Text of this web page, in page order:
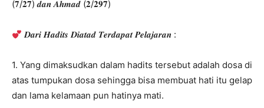
(𝟕/𝟐𝟕) 𝒅𝒂𝒏 𝑨𝒉𝒎𝒂𝒅 (𝟐/𝟐𝟗𝟕)
𝑫𝒂𝒓𝒊 𝑯𝒂𝒅𝒊𝒕𝒔 𝑫𝒊𝒂𝒕𝒂𝒅 𝑻𝒆𝒓𝒅𝒂𝒑𝒂𝒕 𝑷𝒆𝒍𝒂𝒋𝒂𝒓𝒂𝒏 :
1. Yang dimaksudkan dalam hadits tersebut adalah dosa di
atas tumpukan dosa sehingga bisa membuat hati itu gelap
dan lama kelamaan pun hatinya mati.